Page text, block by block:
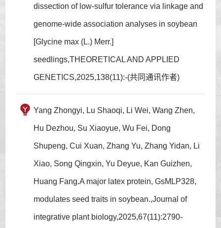
dissection of low-sulfur tolerance via linkage and
genome-wide association analyses in soybean
[Glycine max (L.) Merr.]
seedlings,THEORETICAL AND APPLIED
GENETICS,2025,138(11):-(共同通讯作者)
Yang Zhongyi, Lu Shaoqi, Li Wei, Wang Zhen,
Hu Dezhou, Su Xiaoyue, Wu Fei, Dong
Shupeng, Cui Xuan, Zhang Yu, Zhang Yidan, Li
Xiao, Song Qingxin, Yu Deyue, Kan Guizhen,
Huang Fang.A major latex protein, GsMLP328,
modulates seed traits in soybean.,Journal of
integrative plant biology,2025,67(11):2790-